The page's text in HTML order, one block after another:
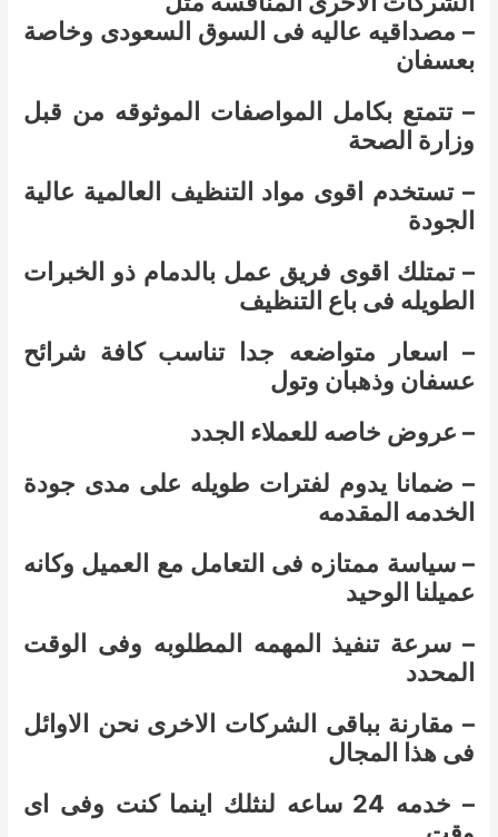
– مصداقيه عاليه فى السوق السعودى وخاصة
بعسفان
– تتمتع بكامل المواصفات الموثوقه من قبل
وزارة الصحة
– تستخدم اقوى مواد التنظيف العالمية عالية
الجودة
– تمتلك اقوى فريق عمل بالدمام ذو الخبرات
الطويله فى باع التنظيف
– اسعار متواضعه جدا تناسب كافة شرائح
عسفان وذهبان وتول
– عروض خاصه للعملاء الجدد
– ضمانا يدوم لفترات طويله على مدى جودة
الخدمه المقدمه
– سياسة ممتازه فى التعامل مع العميل وكانه
عميلنا الوحيد
– سرعة تنفيذ المهمه المطلوبه وفى الوقت
المحدد
– مقارنة بباقى الشركات الاخرى نحن الاوائل
فى هذا المجال
– خدمه 24 ساعه لنثلك اينما كنت وفى اى